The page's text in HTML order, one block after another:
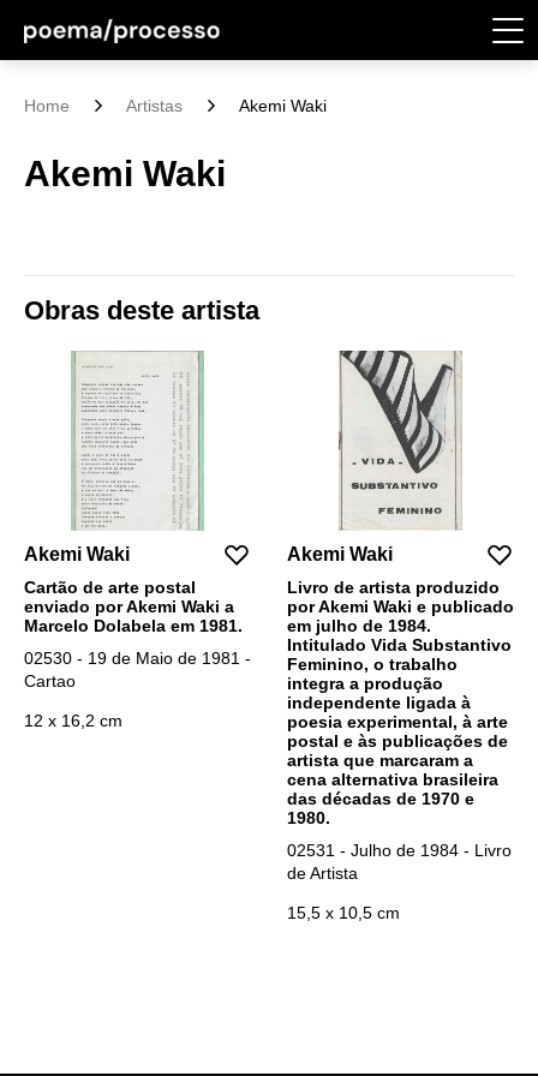
Home Artistas Akemi Waki
Akemi Waki
Obras deste artista
Akemi Waki
Cartão de arte postal
enviado por Akemi Waki a
Marcelo Dolabela em 1981.
02530 - 19 de Maio de 1981 -
Cartao
12 x 16,2 cm
Akemi Waki
Livro de artista produzido
por Akemi Waki e publicado
em julho de 1984.
Intitulado Vida Substantivo
Feminino, o trabalho
integra a produção
independente ligada à
poesia experimental, à arte
postal e às publicações de
artista que marcaram a
cena alternativa brasileira
das décadas de 1970 e
1980.
02531 - Julho de 1984 - Livro
de Artista
15,5 x 10,5 cm